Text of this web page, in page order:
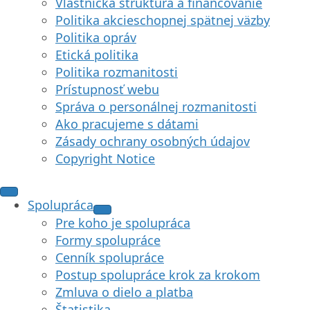
Politika akcieschopnej spätnej väzby
Politika opráv
Etická politika
Politika rozmanitosti
Prístupnosť webu
Správa o personálnej rozmanitosti
Ako pracujeme s dátami
Zásady ochrany osobných údajov
Copyright Notice
Spolupráca
Pre koho je spolupráca
Formy spolupráce
Cenník spolupráce
Postup spolupráce krok za krokom
Zmluva o dielo a platba